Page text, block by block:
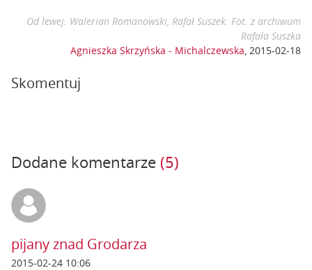
Od lewej: Walerian Romanowski, Rafał Suszek. Fot. z archiwum
Rafała Suszka
Agnieszka Skrzyńska - Michalczewska, 2015-02-18
Skomentuj
Dodane komentarze (5)
pijany znad Grodarza
2015-02-24 10:06